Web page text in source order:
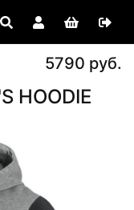
5790 руб.
HOODIE